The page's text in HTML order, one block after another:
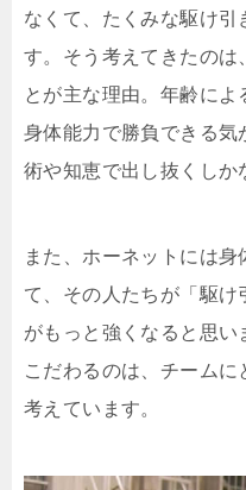
なくて、たくみな駆け
す。そう考えてきたのは
とが主な理由。年齢に
身体能力で勝負できる
術や知恵で出し抜くしか
また、ホーネットには
て、その人たちが「駆け
がもっと強くなると思い
こだわるのは、チームに
考えています。